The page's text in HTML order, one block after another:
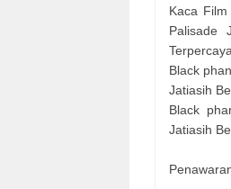
Kaca
Palisade
Black
Jatiasih
Black
Jatiasih